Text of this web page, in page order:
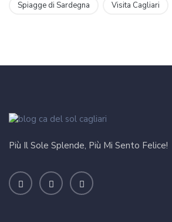
Spiagge di Sardegna Visita Cagliari
Più Il Sole Splende, Più Mi Sento Felice!